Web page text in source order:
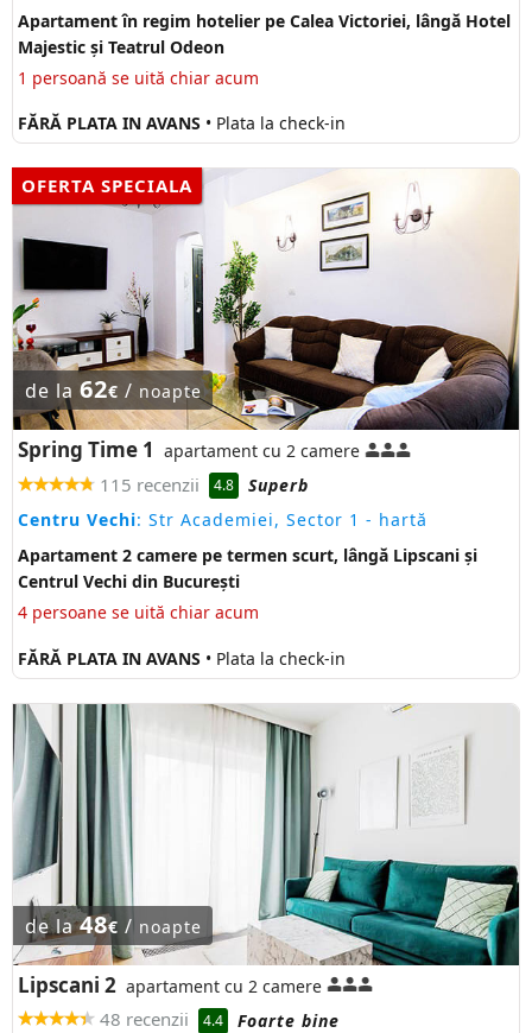
Apartament în regim hotelier pe Calea Victoriei, lângă Hotel
Majestic și Teatrul Odeon
1 persoană se uită chiar acum
FĂRĂ PLATA IN AVANS • Plata la check-in
OFERTA SPECIALA
de la 62€ / noapte
Spring Time 1 apartament cu 2 camere
115 recenzii 4.8
Superb
Centru Vechi: Str Academiei, Sector 1 - hartă
Apartament 2 camere pe termen scurt, lângă Lipscani și
Centrul Vechi din București
4 persoane se uită chiar acum
FĂRĂ PLATA IN AVANS • Plata la check-in
de la48€ / noapte
Lipscani 2 apartament cu 2 camere
48 recenzii 4.4
Foarte bine